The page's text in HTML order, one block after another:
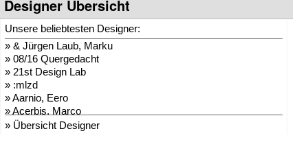
Designer Übersicht
Unsere beliebtesten Designer:
» & Jürgen Laub, Marku
» 08/16 Quergedacht
» 21st Design Lab
» :mlzd
»Aarnio, Eero
»Acerbis, Marco
» Adam + Harborth
» Übersicht Designer